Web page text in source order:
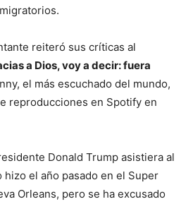
reiteró sus críticas al
a Dios, voy a decir: fuera
el más escuchado del mundo,
reproducciones en Spotify en
Donald Trump asistiera al
el año pasado en el Super
Orleans, pero se ha excusado